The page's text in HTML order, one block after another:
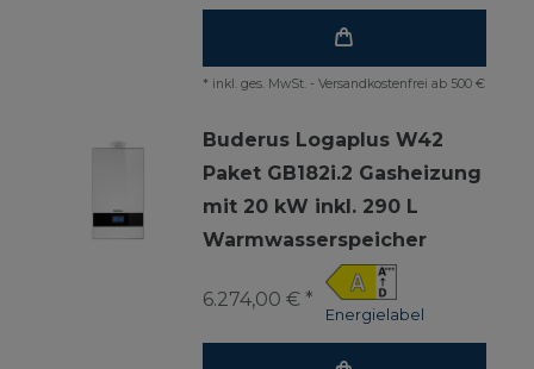
* inkl. ges. MwSt. - Versandkostenfrei ab 500 €
Buderus Logaplus W42
Paket GB182i.2 Gasheizung
mit 20 kW inkl. 290 L
Warmwasserspeicher
Energielabel
6.274,00 € *